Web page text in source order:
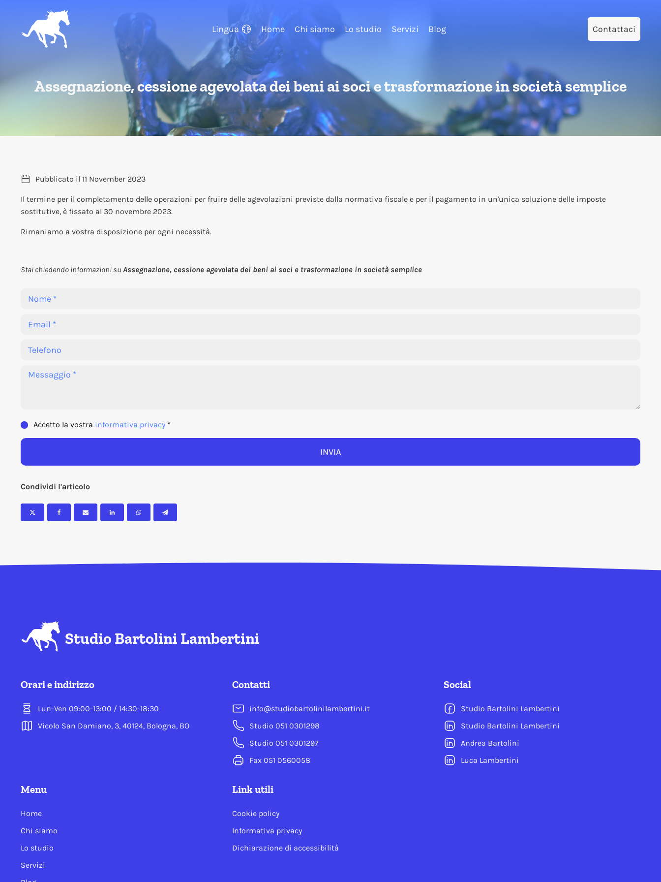
Lingua Home Chi siamo Lo studio Servizi Blog Contattaci
Assegnazione, cessione agevolata dei beni ai soci e trasformazione in società semplice
Pubblicato il 11 November 2023
Il termine per il completamento delle operazioni per fruire delle agevolazioni previste dalla normativa fiscale e per il pagamento in un'unica soluzione delle imposte
sostitutive, è fissato al 30 novembre 2023.
Rimaniamo a vostra disposizione per ogni necessità.
Stai chiedendo informazioni su Assegnazione, cessione agevolata dei beni ai soci e trasformazione in società semplice
Accetto la vostra informativa privacy *
INVIA
Condividi l'articolo
Studio Bartolini Lambertini
Orari e indirizzo
Lun-Ven 09:00-13:00 / 14:30-18:30
Vicolo San Damiano, 3, 40124, Bologna, BO
Contatti
info@studiobartolinilambertini.it
Studio 051 0301298
Studio 051 0301297
Fax 051 0560058
Social
Studio Bartolini Lambertini
Studio Bartolini Lambertini
Andrea Bartolini
Luca Lambertini
Menu
Home
Chi siamo
Lo studio
Servizi
Link utili
Cookie policy
Informativa privacy
Dichiarazione di accessibilità